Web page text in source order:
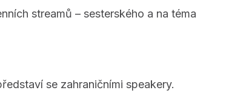
streamů – sesterského a na téma
se zahraničními speakery.